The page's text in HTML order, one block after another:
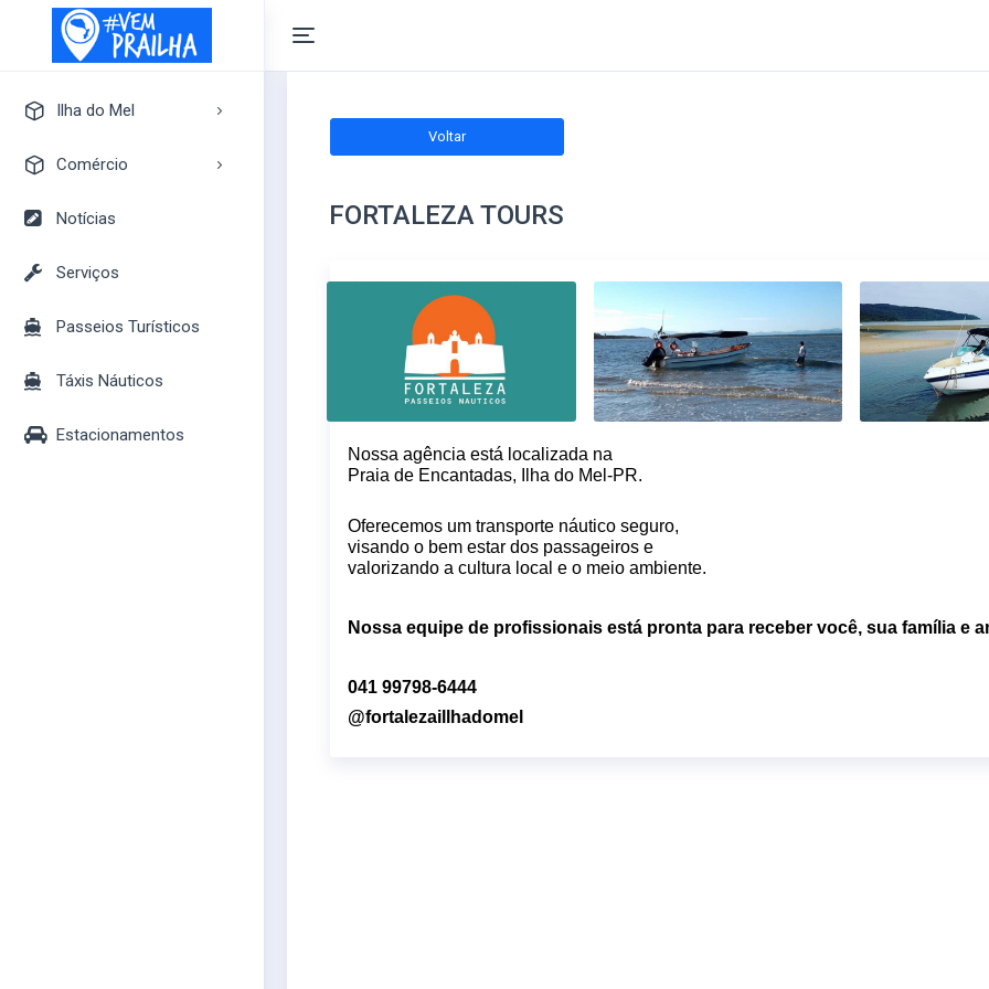
Ilha do Mel
A Ilha do Mel
Comércio
Pousadas
Casas
Mercados
Notícias
Serviços
Passeios Turísticos
Táxis Náuticos
Estacionamentos
Voltar
FORTALEZA TOURS
Nossa agência está localizada na
Praia de Encantadas, Ilha do Mel-PR.
Oferecemos um transporte náutico seguro,
visando o bem estar dos passageiros e
valorizando a cultura local e o meio ambiente.
Nossa equipe de profissionais está pronta para receber você, sua família e
041 99798-6444
@fortalezaillhadomel